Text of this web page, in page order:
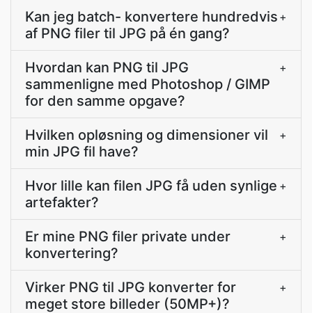
Kan jeg batch- konvertere hundredvis
af PNG filer til JPG på én gang?
+
Hvordan kan PNG til JPG
sammenligne med Photoshop / GIMP
for den samme opgave?
+
Hvilken opløsning og dimensioner vil
min JPG fil have?
+
Hvor lille kan filen JPG få uden synlige
artefakter?
+
Er mine PNG filer private under
konvertering?
+
Virker PNG til JPG konverter for
meget store billeder (50MP+)?
+